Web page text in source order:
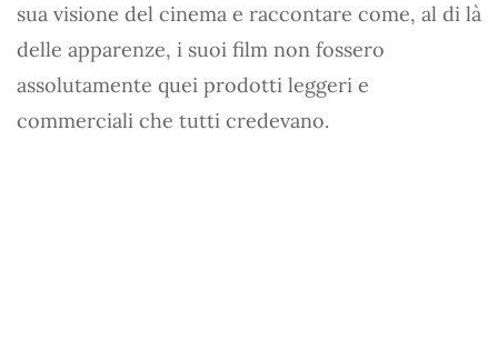
sua visione del cinema e raccontare come, al di là
delle apparenze, i suoi film non fossero
assolutamente quei prodotti leggeri e
commerciali che tutti credevano.